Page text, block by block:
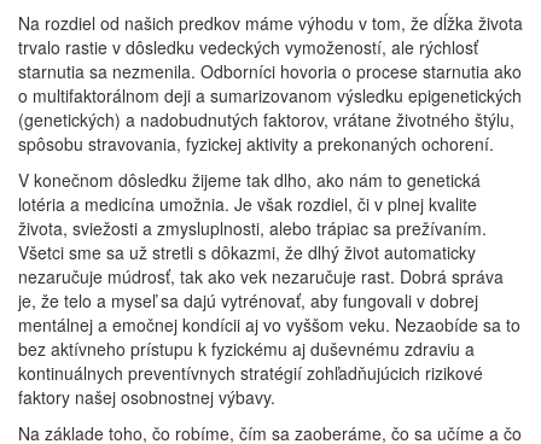
Na rozdiel od našich predkov máme výhodu v tom, že dĺžka života
trvalo rastie v dôsledku vedeckých vymožeností, ale rýchlosť
starnutia sa nezmenila. Odborníci hovoria o procese starnutia ako
o multifaktorálnom deji a sumarizovanom výsledku epigenetických
(genetických) a nadobudnutých faktorov, vrátane životného štýlu,
spôsobu stravovania, fyzickej aktivity a prekonaných ochorení.
V konečnom dôsledku žijeme tak dlho, ako nám to genetická
lotéria a medicína umožnia. Je však rozdiel, či v plnej kvalite
života, sviežosti a zmysluplnosti, alebo trápiac sa prežívaním.
Všetci sme sa už stretli s dôkazmi, že dlhý život automaticky
nezaručuje múdrosť, tak ako vek nezaručuje rast. Dobrá správa
je, že telo a myseľ sa dajú vytrénovať, aby fungovali v dobrej
mentálnej a emočnej kondícii aj vo vyššom veku. Nezaobíde sa to
bez aktívneho prístupu k fyzickému aj duševnému zdraviu a
kontinuálnych preventívnych stratégií zohľadňujúcich rizikové
faktory našej osobnostnej výbavy.
Na základe toho, čo robíme, čím sa zaoberáme, čo sa učíme a čo